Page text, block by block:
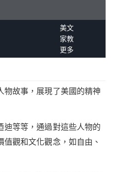
美文
家教
更多
物故事，展現了美國的精神
迪等等，通過對這些人物的
觀和文化觀念，如自由、